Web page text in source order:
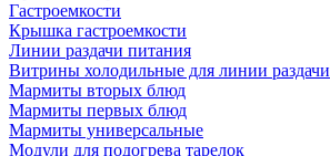
Гастроемкости
Крышка гастроемкости
Линии раздачи питания
Витрины холодильные для линии раздачи
Мармиты вторых блюд
Мармиты первых блюд
Мармиты универсальные
Модули для подогрева тарелок